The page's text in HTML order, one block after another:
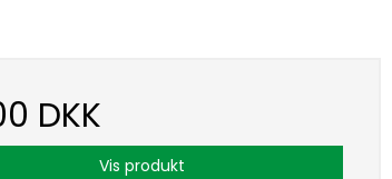
DKK
Vis produkt